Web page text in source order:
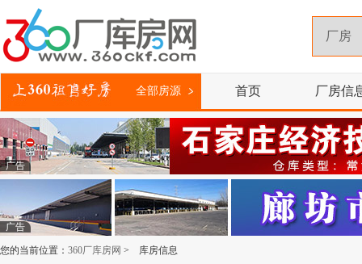
全部房源 首页 厂房信
广告
广告
您的当前位置： 360厂库房网 > 库房信息